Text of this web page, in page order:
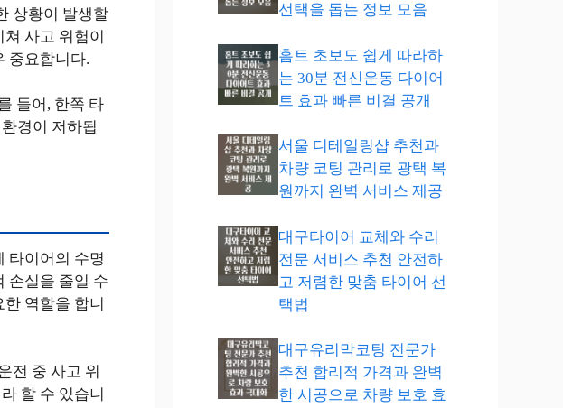
상황이 발생할
사고 위험이
중요합니다.
들어, 한쪽 타
경이 저하됩
타이어의 수명
손실을 줄일 수
역할을 합니
전 중 사고 위
할 수 있습니
선택을 돕는 정보 모음
홈트 초보도 쉽게 따라하
는 30분 전신운동 다이어
트 효과 빠른 비결 공개
서울 디테일링샵 추천과
차량 코팅 관리로 광택 복
원까지 완벽 서비스 제공
대구타이어 교체와 수리
전문 서비스 추천 안전하
고 저렴한 맞춤 타이어 선
택법
대구유리막코팅 전문가
추천 합리적 가격과 완벽
한 시공으로 차량 보호 효